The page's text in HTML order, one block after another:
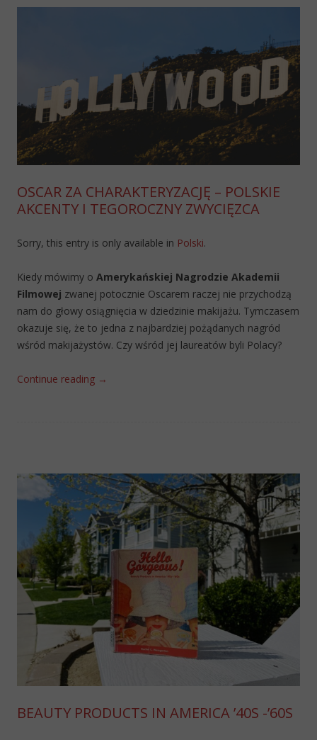
OSCAR ZA CHARAKTERYZACJĘ – POLSKIE
AKCENTY I TEGOROCZNY ZWYCIĘZCA
Sorry, this entry is only available in Polski.
Kiedy mówimy o Amerykańskiej Nagrodzie Akademii
Filmowej zwanej potocznie Oscarem raczej nie przychodzą
nam do głowy osiągnięcia w dziedzinie makijażu. Tymczasem
okazuje się, że to jedna z najbardziej pożądanych nagród
wśród makijażystów. Czy wśród jej laureatów byli Polacy?
Continue reading →
BEAUTY PRODUCTS IN AMERICA ’40S -’60S